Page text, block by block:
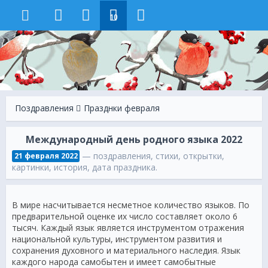
10
Поздравления Празднки февраля
Международный день родного языка 2022
21 февраля 2022 — поздравления, стихи, открытки,
картинки, история, дата праздника.
В мире насчитывается несметное количество языков. По
предварительной оценке их число составляет около 6
тысяч. Каждый язык является инструментом отражения
национальной культуры, инструментом развития и
сохранения духовного и материального наследия. Язык
каждого народа самобытен и имеет самобытные